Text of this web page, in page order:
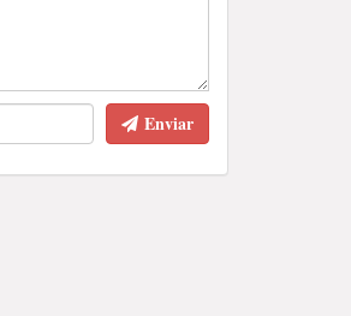
Enviar